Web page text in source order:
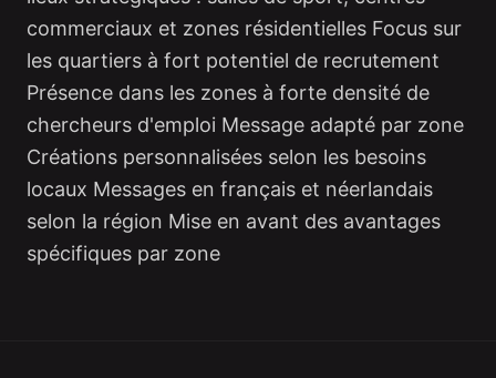
commerciaux et zones résidentielles Focus sur
les quartiers à fort potentiel de recrutement
Présence dans les zones à forte densité de
chercheurs d'emploi Message adapté par zone
Créations personnalisées selon les besoins
locaux Messages en français et néerlandais
selon la région Mise en avant des avantages
spécifiques par zone